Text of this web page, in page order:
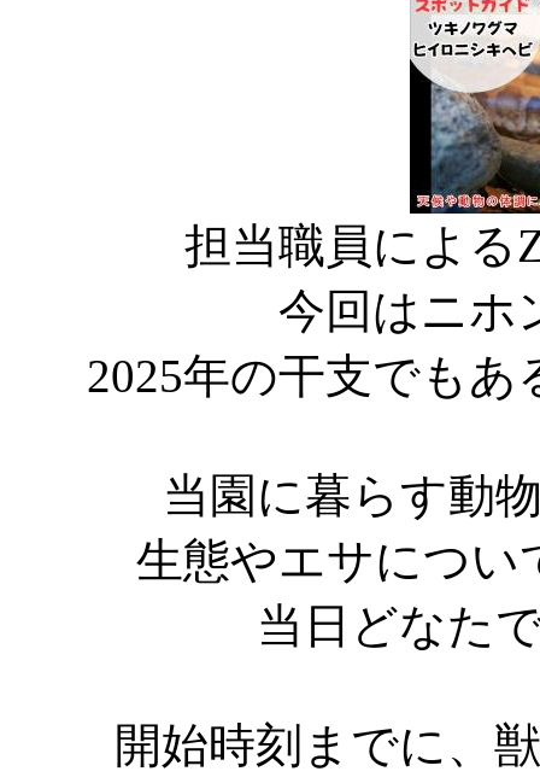
担当職員による
今回はニホ
2025年の干支でも
当園に暮らす動
生態やエサについ
当日どなた
開始時刻までに、